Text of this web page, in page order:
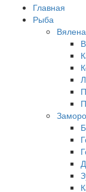
Главная
Рыба